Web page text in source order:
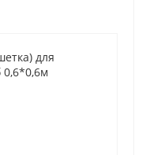
для
0,6*0,6м